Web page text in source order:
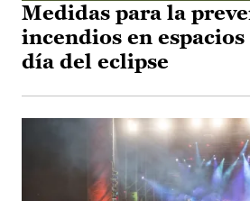
Medidas para la
incendios en
día del eclipse